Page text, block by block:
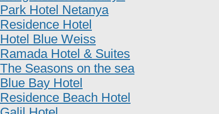
Park Hotel Netanya
Residence Hotel
Hotel Blue Weiss
Ramada Hotel & Suites
The Seasons on the sea
Blue Bay Hotel
Residence Beach Hotel